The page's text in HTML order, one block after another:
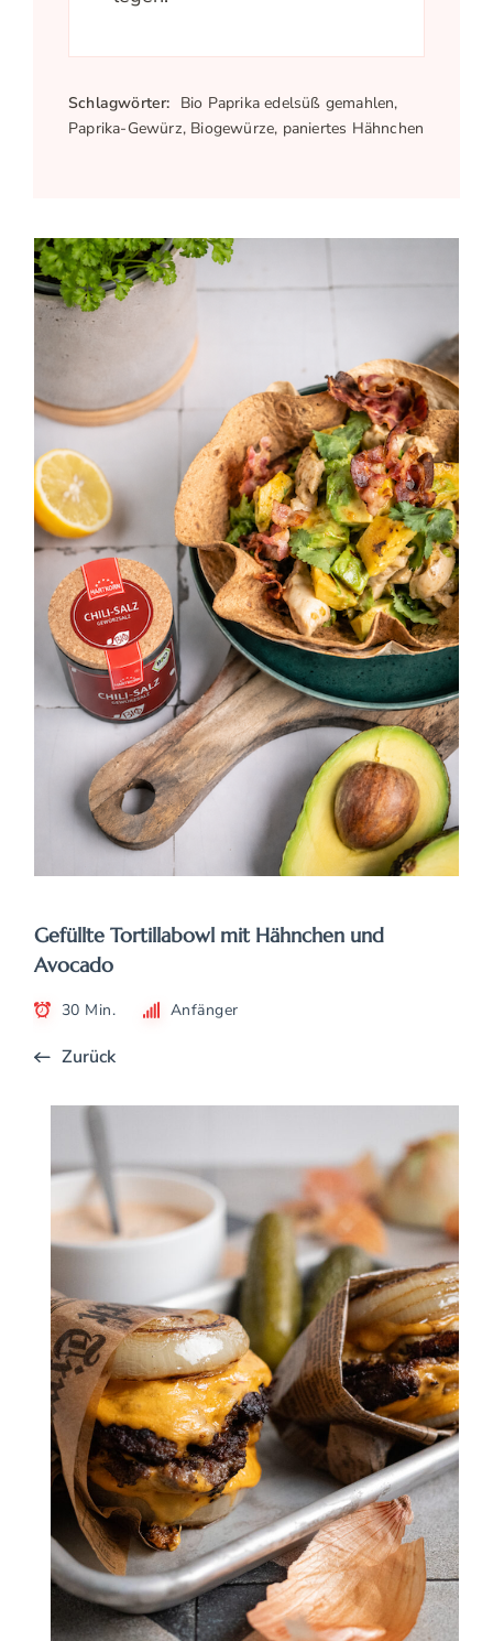
Schlagwörter: Bio Paprika edelsüß gemahlen,
Paprika-Gewürz, Biogewürze, paniertes Hähnchen
Gefüllte Tortillabowl mit Hähnchen und
Avocado
30 Min. Anfänger
Zurück